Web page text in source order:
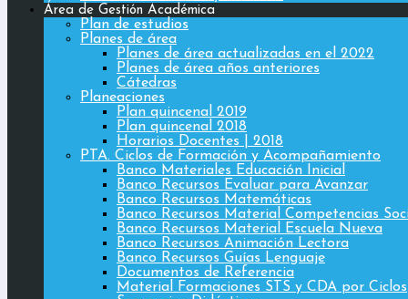
Área de Gestión Académica
Plan de estudios
Planes de área
Planes de área actualizadas en el 2022
Planes de área años anteriores
Cátedras
Planeaciones
Plan quincenal 2019
Plan quincenal 2018
Horarios Docentes | 2018
PTA. Ciclos de Formación y Acompañamiento
Banco Materiales Educación Inicial
Banco Recursos Evaluar para Avanzar
Banco Recursos Matemáticas
Banco Recursos Material Competencias
Banco Recursos Material Escuela Nueva
Banco Recursos Animación Lectora
Banco Recursos Guías Lenguaje
Documentos de Referencia
Material Formaciones STS y CDA por Ciclos